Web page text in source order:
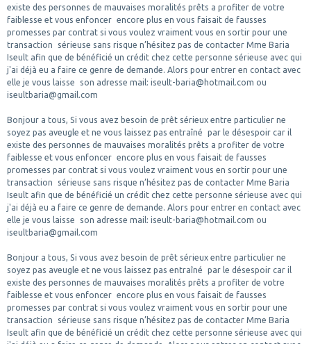
existe des personnes de mauvaises moralités prêts a profiter de votre
faiblesse et vous enfoncer encore plus en vous faisait de fausses
promesses par contrat si vous voulez vraiment vous en sortir pour une
transaction sérieuse sans risque n’hésitez pas de contacter Mme Baria
Iseult afin que de bénéficié un crédit chez cette personne sérieuse avec qui
j'ai déjà eu a faire ce genre de demande. Alors pour entrer en contact avec
elle je vous laisse son adresse mail: iseult-baria@hotmail.com ou
iseultbaria@gmail.com
Bonjour a tous, Si vous avez besoin de prêt sérieux entre particulier ne
soyez pas aveugle et ne vous laissez pas entraîné par le désespoir car il
existe des personnes de mauvaises moralités prêts a profiter de votre
faiblesse et vous enfoncer encore plus en vous faisait de fausses
promesses par contrat si vous voulez vraiment vous en sortir pour une
transaction sérieuse sans risque n’hésitez pas de contacter Mme Baria
Iseult afin que de bénéficié un crédit chez cette personne sérieuse avec qui
j'ai déjà eu a faire ce genre de demande. Alors pour entrer en contact avec
elle je vous laisse son adresse mail: iseult-baria@hotmail.com ou
iseultbaria@gmail.com
Bonjour a tous, Si vous avez besoin de prêt sérieux entre particulier ne
soyez pas aveugle et ne vous laissez pas entraîné par le désespoir car il
existe des personnes de mauvaises moralités prêts a profiter de votre
faiblesse et vous enfoncer encore plus en vous faisait de fausses
promesses par contrat si vous voulez vraiment vous en sortir pour une
transaction sérieuse sans risque n’hésitez pas de contacter Mme Baria
Iseult afin que de bénéficié un crédit chez cette personne sérieuse avec qui